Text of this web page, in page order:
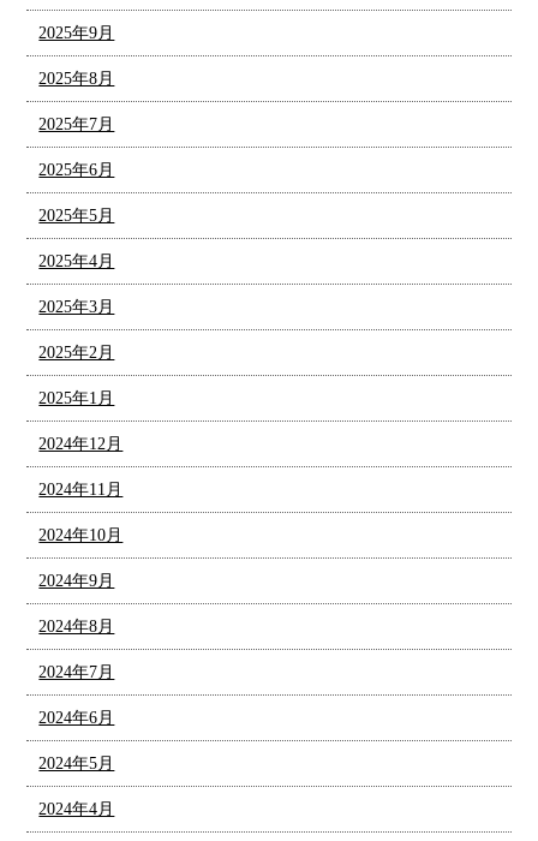
2025年9月
2025年8月
2025年7月
2025年6月
2025年5月
2025年4月
2025年3月
2025年2月
2025年1月
2024年12月
2024年11月
2024年10月
2024年9月
2024年8月
2024年7月
2024年6月
2024年5月
2024年4月